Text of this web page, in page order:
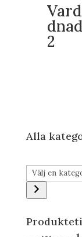
2
Alla
Välj
en
kategori